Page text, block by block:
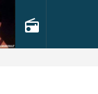
radio